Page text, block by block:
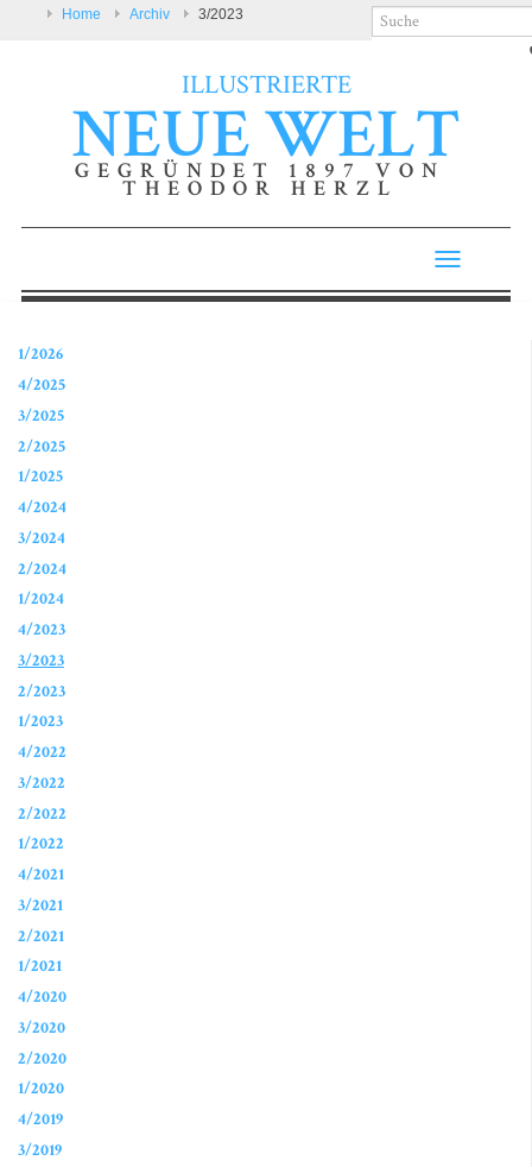
Home Archiv 3/2023
ILLUSTRIERTE
NEUE WELT
GEGRÜNDET 1897 VON
THEODOR HERZL
Toggle
1/2026
4/2025
3/2025
2/2025
1/2025
4/2024
3/2024
2/2024
1/2024
4/2023
3/2023
2/2023
1/2023
4/2022
3/2022
2/2022
1/2022
4/2021
3/2021
2/2021
1/2021
4/2020
3/2020
2/2020
1/2020
4/2019
3/2019